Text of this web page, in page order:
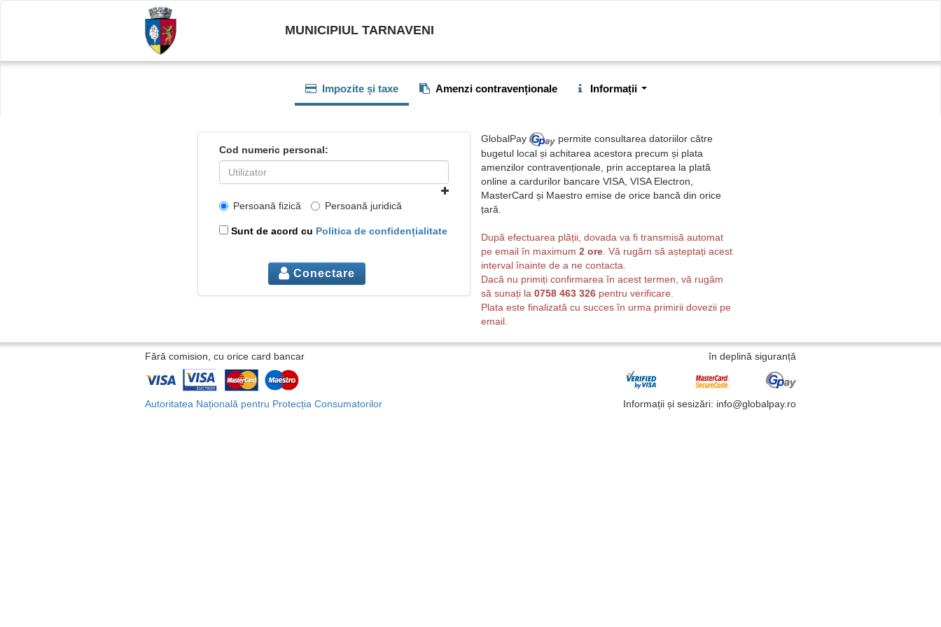
MUNICIPIUL TARNAVENI
Impozite și taxe Amenzi contravenționale Informații
Cod numeric personal:
Persoană fizică Persoană juridică
Sunt de acord cu Politica de confidențialitate
Conectare
GlobalPay
permite consultarea datoriilor către
bugetul local și achitarea acestora precum și plata
amenzilor contravenționale, prin acceptarea la plată
online a cardurilor bancare VISA, VISA Electron,
MasterCard și Maestro emise de orice bancă din orice
țară.
După efectuarea plății, dovada va fi transmisă automat
pe email în maximum 2 ore. Vă rugăm să așteptați acest
interval înainte de a ne contacta.
Dacă nu primiți confirmarea în acest termen, vă rugăm
să sunați la 0758 463 326 pentru verificare.
Plata este finalizată cu succes în urma primirii dovezii pe
email.
Fără comision, cu orice card bancar în deplină siguranță
Autoritatea Națională pentru Protecția Consumatorilor Informații și sesizări: info@globalpay.ro